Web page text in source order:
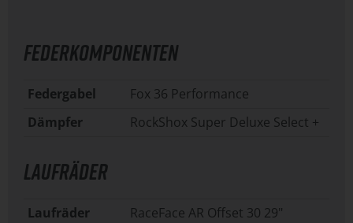
FEDERKOMPONENTEN
Federgabel
Fox 36 Performance
Dämpfer
RockShox Super Deluxe Select +
LAUFRÄDER
Laufräder
RaceFace AR Offset 30 29"